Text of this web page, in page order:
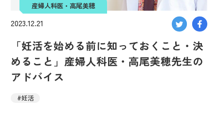
産婦人科医・高尾美穂
2023.12.21
「妊活を始める前に知っておくこと・決
めること」産婦人科医・高尾美穂先生の
アドバイス
#妊活